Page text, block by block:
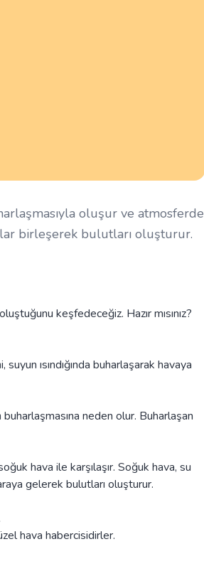
oluşur ve atmosferde
birleşerek bulutları oluşturur.
keşfedeceğiz. Hazır mısınız?
ısındığında buharlaşarak havaya
buharlaşmasına neden olur. Buharlaşan
hava ile karşılaşır. Soğuk hava, su
gelerek bulutları oluşturur.
hava habercisidirler.